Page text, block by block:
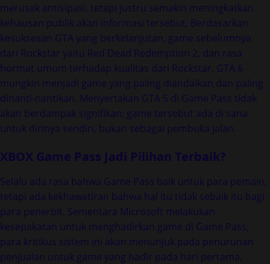
merusak antisipasi, tetapi justru semakin meningkatkan
kehausan publik akan informasi tersebut. Berdasarkan
kesuksesan GTA yang berkelanjutan, game sebelumnya
dari Rockstar yaitu Red Dead Redemption 2, dan rasa
hormat umum terhadap kualitas dari Rockstar, GTA 6
mungkin menjadi game yang paling diandalkan dan paling
dinanti-nantikan. Menyertakan GTA 5 di Game Pass tidak
akan berdampak signifikan: game tersebut ada di sana
untuk dirinya sendiri, bukan sebagai pembuka jalan.
XBOX Game Pass Jadi Pilihan Terbaik?
Selalu ada rasa bahwa Game Pass baik untuk para pemain,
tetapi ada kekhawatiran bahwa hal itu tidak sebaik itu bagi
para penerbit. Sementara Microsoft melakukan
kesepakatan untuk menghadirkan game di Game Pass,
para kritikus sistem ini akan menunjuk pada penurunan
penjualan untuk game yang hadir pada hari pertama,